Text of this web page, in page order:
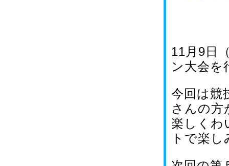
11月9日
ン大会を
今回は競
さんの方
楽しくわ
トで楽